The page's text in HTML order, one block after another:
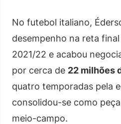
No futebol italiano,
desempenho na reta
2021/22 e acabou
por cerca de 22 milhões
quatro temporadas pela
consolidou-se como
meio-campo.